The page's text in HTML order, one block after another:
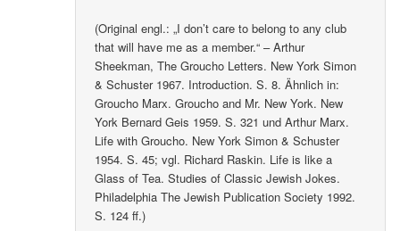
(Original engl.: „I don’t care to belong to any club
that will have me as a member.“ – Arthur
Sheekman, The Groucho Letters. New York Simon
& Schuster 1967. Introduction. S. 8. Ähnlich in:
Groucho Marx. Groucho and Mr. New York. New
York Bernard Geis 1959. S. 321 und Arthur Marx.
Life with Groucho. New York Simon & Schuster
1954. S. 45; vgl. Richard Raskin. Life is like a
Glass of Tea. Studies of Classic Jewish Jokes.
Philadelphia The Jewish Publication Society 1992.
S. 124 ff.)